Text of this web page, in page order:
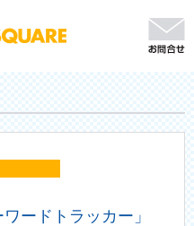
ードトラッカー」